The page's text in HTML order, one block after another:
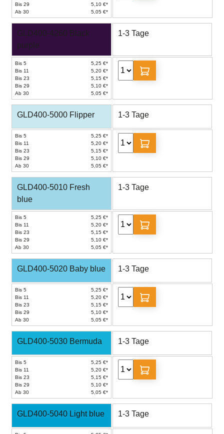
Bis 29
5,10 €*
Ab 30
5,05 €*
GLD400-4260 Black
purple
1-3 Tage
Bis 5
5,25 €*
Bis 11
5,20 €*
Bis 23
5,15 €*
Bis 29
5,10 €*
Ab 30
5,05 €*
GLD400-5000 Flipper 1-3 Tage
Bis 5
5,25 €*
Bis 11
5,20 €*
Bis 23
5,15 €*
Bis 29
5,10 €*
Ab 30
5,05 €*
GLD400-5010 Fresh
blue
1-3 Tage
Bis 5
5,25 €*
Bis 11
5,20 €*
Bis 23
5,15 €*
Bis 29
5,10 €*
Ab 30
5,05 €*
GLD400-5020 Baby blue 1-3 Tage
Bis 5
5,25 €*
Bis 11
5,20 €*
Bis 23
5,15 €*
Bis 29
5,10 €*
Ab 30
5,05 €*
GLD400-5030 Bermuda 1-3 Tage
Bis 5
5,25 €*
Bis 11
5,20 €*
Bis 23
5,15 €*
Bis 29
5,10 €*
Ab 30
5,05 €*
GLD400-5040 Light blue 1-3 Tage